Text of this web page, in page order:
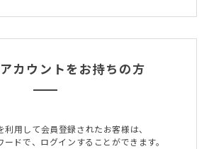
カウントをお持ちの方
用して会員登録されたお客様は、
ドで、ログインすることができます。